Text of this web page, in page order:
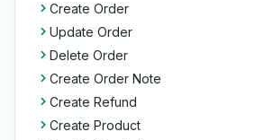
Create Order
Update Order
Delete Order
Create Order Note
Create Refund
Create Product